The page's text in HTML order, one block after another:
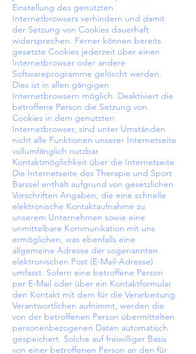
Einstellung des genutzten
Internetbrowsers verhindern und damit
der Setzung von Cookies dauerhaft
widersprechen. Ferner können bereits
gesetzte Cookies jederzeit über einen
Internetbrowser oder andere
Softwareprogramme gelöscht werden.
Dies ist in allen gängigen
Internetbrowsern möglich. Deaktiviert die
betroffene Person die Setzung von
Cookies in dem genutzten
Internetbrowser, sind unter Umständen
nicht alle Funktionen unserer Internetseite
vollumfänglich nutzbar.
Kontaktmöglichkeit über die Internetseite
Die Internetseite des Therapie und Sport
Barssel enthält aufgrund von gesetzlichen
Vorschriften Angaben, die eine schnelle
elektronische Kontaktaufnahme zu
unserem Unternehmen sowie eine
unmittelbare Kommunikation mit uns
ermöglichen, was ebenfalls eine
allgemeine Adresse der sogenannten
elektronischen Post (E-Mail-Adresse)
umfasst. Sofern eine betroffene Person
per E-Mail oder über ein Kontaktformular
den Kontakt mit dem für die Verarbeitung
Verantwortlichen aufnimmt, werden die
von der betroffenen Person übermittelten
personenbezogenen Daten automatisch
gespeichert. Solche auf freiwilliger Basis
von einer betroffenen Person an den für